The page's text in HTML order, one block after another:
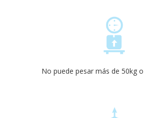
No puede pesar más de 50kg